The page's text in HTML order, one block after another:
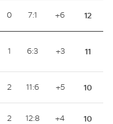
0 7:1 +6 12
1 6:3 +3 11
2 11:6 +5 10
2 12:8 +4 10